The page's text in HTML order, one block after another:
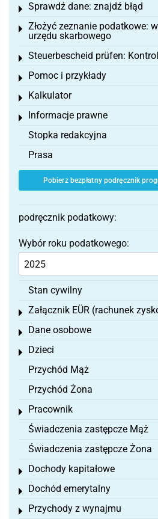
Sprawdź dane: znajdź błąd
Toggle menu
Złożyć zeznanie podatkowe:
urzędu skarbowego
Toggle menu
Steuerbescheid prüfen:
Toggle menu
Pomoc i przykłady
Toggle menu
Kalkulator
Toggle menu
Informacje prawne
Toggle menu
Stopka redakcyjna
Prasa
Pobierz bezpłatny podręcznik
podręcznik podatkowy:
Wybór roku podatkowego:
Stan cywilny
Załącznik EÜR (rachunek
Toggle menu
Dane osobowe
Toggle menu
Dzieci
Toggle menu
Przychód Mąż
Przychód Żona
Pracownik
Toggle menu
Świadczenia zastępcze Mąż
Świadczenia zastępcze Żona
Dochody kapitałowe
Toggle menu
Dochód emerytalny
Toggle menu
Przychody z wynajmu
Toggle menu